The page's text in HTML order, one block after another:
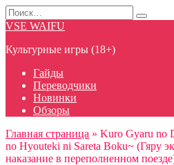
Перейти
к
Search
for:
VSE WAIFU
Культурные игры (18+)
Гайды
Переводчики
Новинки
Обзоры
Главная страница » Kuro Gyaru no
no Hyouteki ni Sareta Boku~ (Гяру
наказание в переполненном